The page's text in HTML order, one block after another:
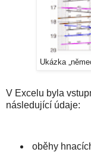
Ukázka
V Excelu byla
následující údaje:
oběhy